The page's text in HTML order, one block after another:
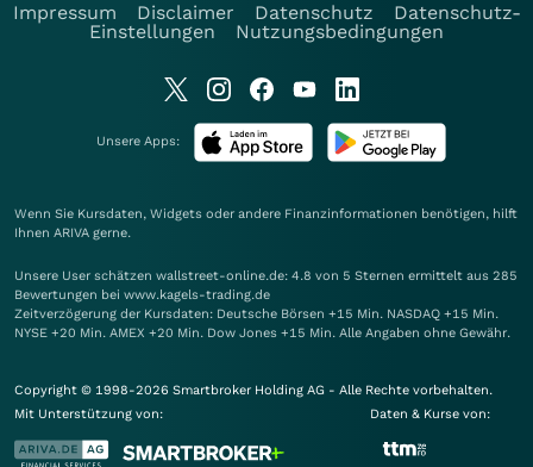
Impressum
Disclaimer Datenschutz
Datenschutz-
Einstellungen
Nutzungsbedingungen
Unsere Apps:
Wenn Sie Kursdaten, Widgets oder andere Finanzinformationen benötigen, hilft
Ihnen ARIVA gerne.
Unsere User schätzen wallstreet-online.de: 4.8 von 5 Sternen ermittelt aus 285
Bewertungen bei www.kagels-trading.de
Zeitverzögerung der Kursdaten: Deutsche Börsen +15 Min. NASDAQ +15 Min.
NYSE +20 Min. AMEX +20 Min. Dow Jones +15 Min. Alle Angaben ohne Gewähr.
Copyright © 1998-2026 Smartbroker Holding AG - Alle Rechte vorbehalten.
Mit Unterstützung von:
Daten & Kurse von: